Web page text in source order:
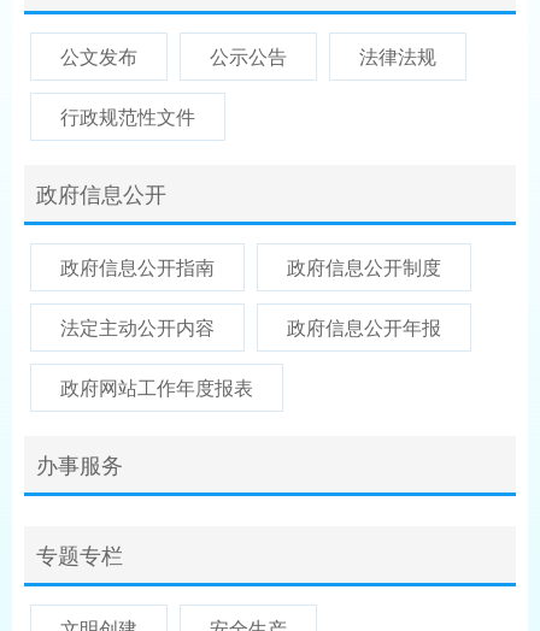
公文发布 公示公告 法律法规
行政规范性文件
政府信息公开
政府信息公开指南 政府信息公开制度
法定主动公开内容 政府信息公开年报
政府网站工作年度报表
办事服务
专题专栏